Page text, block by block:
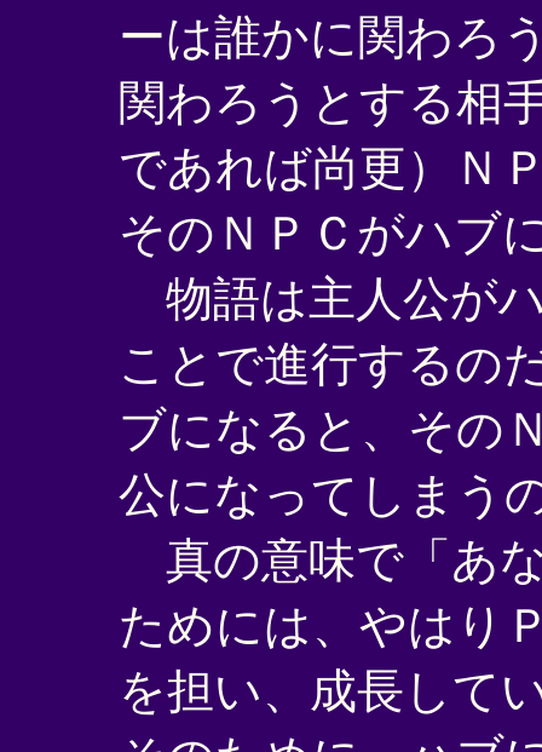
ーは誰かに関わろ
関わろうとする相
であれば尚更）Ｎ
そのＮＰＣがハブ
物語は主人公が
ことで進行するの
ブになると、その
公になってしまう
真の意味で「あ
ためには、やはり
を担い、成長して